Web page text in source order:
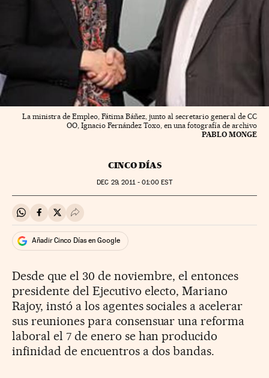
La ministra de Empleo, Fátima Báñez, junto al secretario general de CC
OO, Ignacio Fernández Toxo, en una fotografía de archivo
PABLO MONGE
CINCO DÍAS
DEC 29, 2011 - 01:00 EST
Compartir en Whatsapp
Compartir en Facebook
Compartir en Twitter
Desplegar Redes Sociales
Añadir Cinco Días en Google
Desde que el 30 de noviembre, el entonces
presidente del Ejecutivo electo, Mariano
Rajoy, instó a los agentes sociales a acelerar
sus reuniones para consensuar una reforma
laboral el 7 de enero se han producido
infinidad de encuentros a dos bandas.